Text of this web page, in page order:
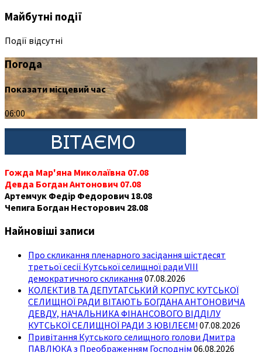
Майбутні події
Події відсутні
Погода
Показати місцевий час
06:00
Гожда Мар'яна Миколаївна 07.08
Девда Богдан Антонович 07.08
Артемчук Федір Федорович 18.08
Чепига Богдан Несторович 28.08
Найновіші записи
Про скликання пленарного засідання шістдесят
третьої сесії Кутської селищної ради VIII
демократичного скликання 07.08.2026
КОЛЕКТИВ ТА ДЕПУТАТСЬКИЙ КОРПУС КУТСЬКОЇ
СЕЛИЩНОЇ РАДИ ВІТАЮТЬ БОГДАНА АНТОНОВИЧА
ДЕВДУ, НАЧАЛЬНИКА ФІНАНСОВОГО ВІДДІЛУ
КУТСЬКОЇ СЕЛИЩНОЇ РАДИ З ЮВІЛЕЄМ! 07.08.2026
Привітання Кутського селищного голови Дмитра
ПАВЛЮКА з Преображенням Господнім 06.08.2026